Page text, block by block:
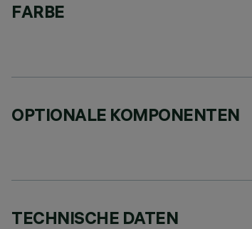
FARBE
OPTIONALE KOMPONENTEN
TECHNISCHE DATEN